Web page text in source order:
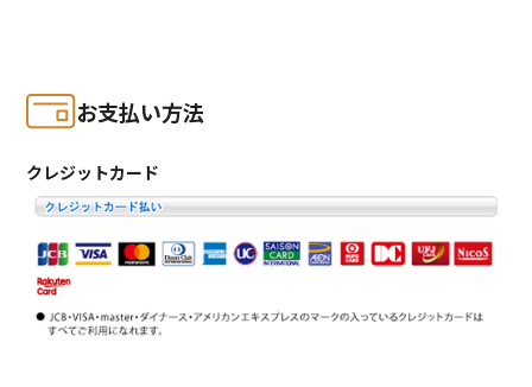
お支払い方法
クレジットカード